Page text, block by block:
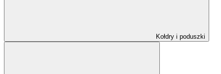
Kołdry i poduszki